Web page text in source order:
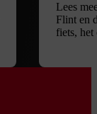
Lees
Flint en
fiets, het